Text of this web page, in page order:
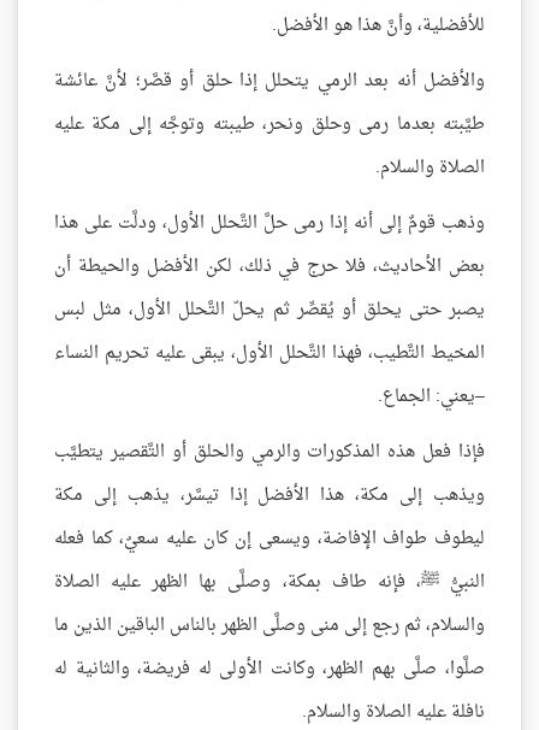
للأفضلية، وأنَّ هذا هو الأفضل.
والأفضل أنه بعد الرمي يتحلل إذا حلق أو قصَّر؛ لأنَّ عائشة
طيَّبته بعدما رمى وحلق ونحر، طيبته وتوجَّه إلى مكة عليه
الصلاة والسلام.
وذهب قومٌ إلى أنه إذا رمى حلَّ التَّحلل الأول، ودلَّت على هذا
بعض الأحاديث، فلا حرج في ذلك، لكن الأفضل والحيطة أن
يصبر حتى يحلق أو يُقصِّر ثم يحلّ التَّحلل الأول، مثل لبس
المخيط التَّطيب، فهذا التَّحلل الأول، يبقى عليه تحريم النساء
–يعني: الجماع.
فإذا فعل هذه المذكورات والرمي والحلق أو التَّقصير يتطيَّب
ويذهب إلى مكة، هذا الأفضل إذا تيسَّر، يذهب إلى مكة
ليطوف طواف الإفاضة، ويسعى إن كان عليه سعيٌ، كما فعله
النبيُّ ﷺ، فإنه طاف بمكة، وصلَّى بها الظهر عليه الصلاة
والسلام، ثم رجع إلى منى وصلَّى الظهر بالناس الباقين الذين ما
صلَّوا، صلَّى بهم الظهر، وكانت الأولى له فريضة، والثانية له
نافلة عليه الصلاة والسلام.